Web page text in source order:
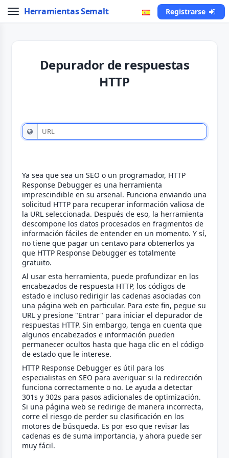
Herramientas Semalt Registrarse
Depurador de respuestas
HTTP
Ya sea que sea un SEO o un programador, HTTP
Response Debugger es una herramienta
imprescindible en su arsenal. Funciona enviando una
solicitud HTTP para recuperar información valiosa de
la URL seleccionada. Después de eso, la herramienta
descompone los datos procesados ​​en fragmentos de
información fáciles de entender en un momento. Y sí,
no tiene que pagar un centavo para obtenerlos ya
que HTTP Response Debugger es totalmente
gratuito.
Al usar esta herramienta, puede profundizar en los
encabezados de respuesta HTTP, los códigos de
estado e incluso redirigir las cadenas asociadas con
una página web en particular. Para este fin, pegue su
URL y presione "Entrar" para iniciar el depurador de
respuestas HTTP. Sin embargo, tenga en cuenta que
algunos encabezados e información pueden
permanecer ocultos hasta que haga clic en el código
de estado que le interese.
HTTP Response Debugger es útil para los
especialistas en SEO para averiguar si la redirección
funciona correctamente o no. Le ayuda a detectar
301s y 302s para pasos adicionales de optimización.
Si una página web se redirige de manera incorrecta,
corre el riesgo de perder su clasificación en los
motores de búsqueda. Es por eso que revisar las
cadenas es de suma importancia, y ahora puede ser
muy fácil.